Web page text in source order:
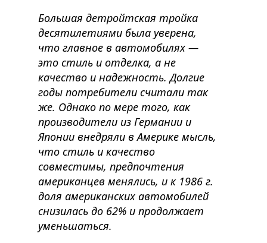
Большая детройтская тройка
десятилетиями была уверена,
что главное в автомобилях —
это стиль и отделка, а не
качество и надежность. Долгие
годы потребители считали так
же. Однако по мере того, как
производители из Германии и
Японии внедряли в Америке мысль,
что стиль и качество
совместимы, предпочтения
американцев менялись, и к 1986 г.
доля американских автомобилей
снизилась до 62% и продолжает
уменьшаться.